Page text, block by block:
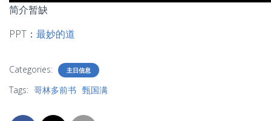
简介暂缺
PPT： 最妙的道
Categories: 主日信息
Tags: 哥林多前书 甄国满